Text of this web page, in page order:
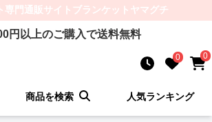
専門通販サイト ブランケットヤマグチ
円以上のご購入で送料無料
0 0
商品を検索 人気ランキング